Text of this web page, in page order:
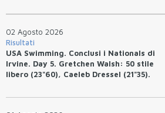
02 Agosto 2026
Risultati
USA Swimming. Conclusi i Nationals di
Irvine. Day 5. Gretchen Walsh: 50 stile
libero (23"60), Caeleb Dressel (21"35).